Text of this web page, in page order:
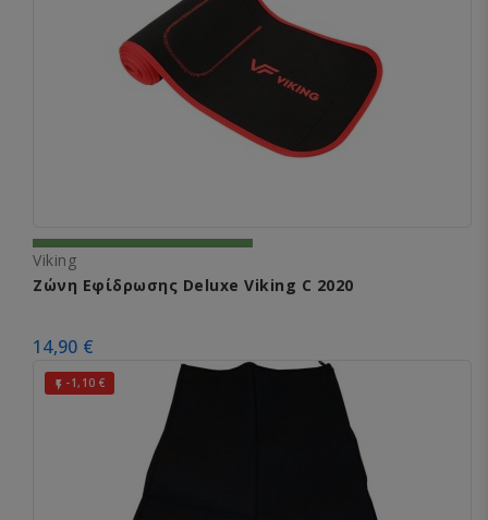
Viking
Ζώνη Εφίδρωσης Deluxe Viking C 2020
14,90 €
 -1,10 €